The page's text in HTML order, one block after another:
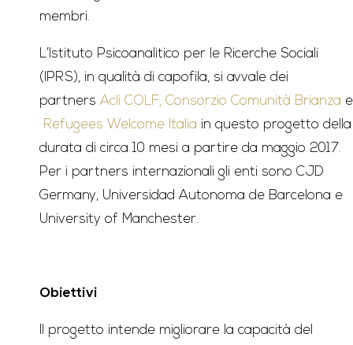
membri.
L’Istituto Psicoanalitico per le Ricerche Sociali
(IPRS), in qualità di capofila, si avvale dei
partners Acli COLF, Consorzio Comunità Brianza e
Refugees Welcome Italia in questo progetto della
durata di circa 10 mesi a partire da maggio 2017.
Per i partners internazionali gli enti sono CJD
Germany, Universidad Autonoma de Barcelona e
University of Manchester.
Obiettivi
Il progetto intende migliorare la capacità del